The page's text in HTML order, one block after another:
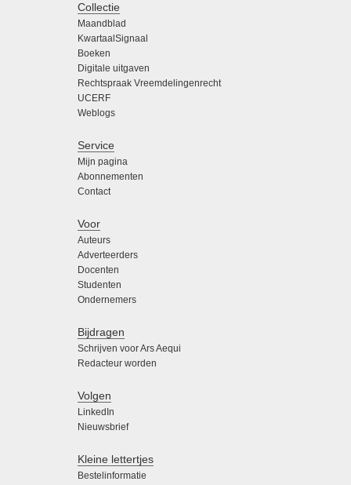
Collectie
Maandblad
KwartaalSignaal
Boeken
Digitale uitgaven
Rechtspraak Vreemdelingenrecht
UCERF
Weblogs
Service
Mijn pagina
Abonnementen
Contact
Voor
Auteurs
Adverteerders
Docenten
Studenten
Ondernemers
Bijdragen
Schrijven voor Ars Aequi
Redacteur worden
Volgen
LinkedIn
Nieuwsbrief
Kleine lettertjes
Bestelinformatie